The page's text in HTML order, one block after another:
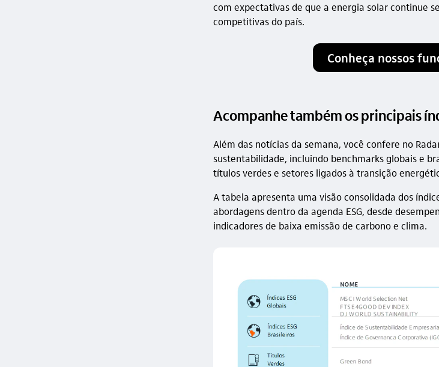
com expectativas de que a energia solar continue
competitivas do país.
Conheça nossos
Acompanhe também os principais
Além das notícias da semana, você confere no
sustentabilidade, incluindo benchmarks globais e
títulos verdes e setores ligados à transição
A tabela apresenta uma visão consolidada dos
abordagens dentro da agenda ESG, desde
indicadores de baixa emissão de carbono e clima.